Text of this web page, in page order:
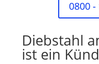
0800 -
Diebstahl
ist ein